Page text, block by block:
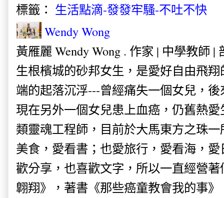
標籤： 生活點滴-發發牢騷-不吐不快
Wendy Wong
黃雁麗 Wendy Wong . 作家 | 中學教師 |
生根檳城的砂邦女生，是愛好自由飛
端的起落沉浮---曾經痛失一個女兒，
現在另外一個女兒患上血癌，仍舊熱
類靈魂工程師，目前於大馬東方之珠
美食，愛看書；也愛旅行，愛看海，
歡分享，也喜歡文字，所以一直經營
翺翔》，著書《那些癌童教會我的事